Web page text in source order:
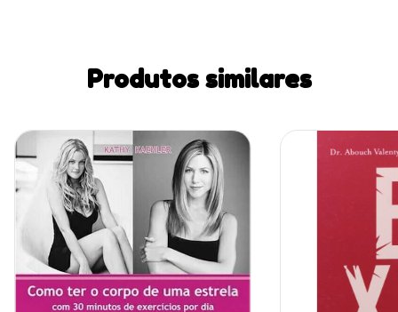
Produtos similares